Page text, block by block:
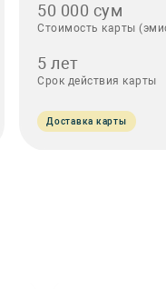
50 000 сум
Стоимость карты
5 лет
Срок действия карты
Доставка карты